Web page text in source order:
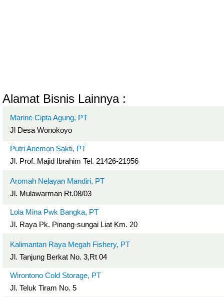
Alamat Bisnis Lainnya :
Marine Cipta Agung, PT
Jl Desa Wonokoyo
Putri Anemon Sakti, PT
Jl. Prof. Majid Ibrahim Tel. 21426-21956
Aromah Nelayan Mandiri, PT
Jl. Mulawarman Rt.08/03
Lola Mina Pwk Bangka, PT
Jl. Raya Pk. Pinang-sungai Liat Km. 20
Kalimantan Raya Megah Fishery, PT
Jl. Tanjung Berkat No. 3,Rt 04
Wirontono Cold Storage, PT
Jl. Teluk Tiram No. 5